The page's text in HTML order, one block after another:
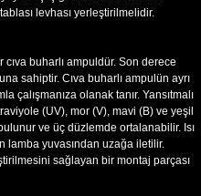
levhası yerleştirilmelidir.
cıva buharlı ampuldür. Son derece
sahiptir. Cıva buharlı ampulün ayrı
çalışmanıza olanak tanır. Yansıtmalı
(UV), mor (V), mavi (B) ve yeşil
ve üç düzlemde ortalanabilir. Isı
lamba yuvasından uzağa iletilir.
sağlayan bir montaj parçası